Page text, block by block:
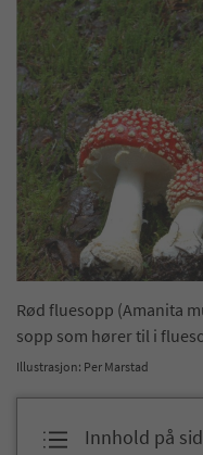
​Rød fluesopp (Amanita
sopp som hører til i
Illustrasjon: Per Marstad
Innhold på